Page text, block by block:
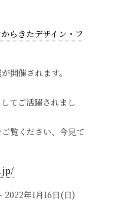
らきたデザイン・フ
開催されます。
てご活躍されまし
覧ください、今見て
2022年1月16日(日)